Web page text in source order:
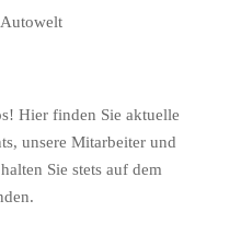
Hier finden Sie aktuelle
unsere Mitarbeiter und
Sie stets auf dem